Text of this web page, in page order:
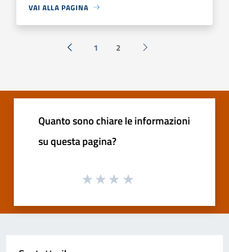
VAI ALLA PAGINA
« Precedente
1 2 Successiva »
Quanto sono chiare le informazioni
su questa pagina?